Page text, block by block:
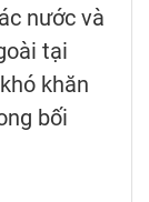
nước và
tại
khăn
bối